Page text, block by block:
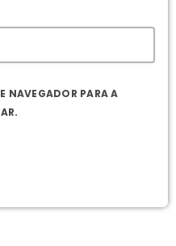
NAVEGADOR PARA A